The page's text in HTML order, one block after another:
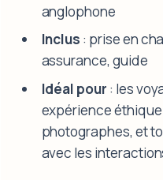
anglophone
Inclus : prise en
assurance, guide
Idéal pour : les
expérience
photographes, et
avec les